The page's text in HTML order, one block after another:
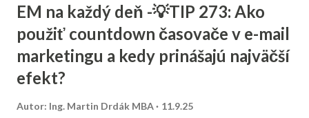
osloviť zákazníkov z celého Slovenska alebo len z vášho
mesta? Výskum kľúčových slov – zistite, čo ľudia hľadajú.
Namiesto všeobecných výrazov typu „kaviareň“ skúste
„kaviareň Bratislava Staré Mesto“ alebo „zdravé obedy
firmy vo vašom segmente. ➡️ Viac sa tejto téme venujeme v
EM na každý deň -💡TIP 273: Ako
použiť countdown časovače v e-mail
marketingu a kedy prinášajú najväčší
efekt?
Autor: Ing. Martin Drdák MBA 11.9.25